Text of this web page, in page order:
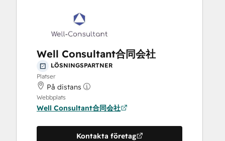
Well Consultant合同会社
LÖSNINGSPARTNER
Platser
På distans
Webbplats
Well Consultant合同会社
Kontakta företag